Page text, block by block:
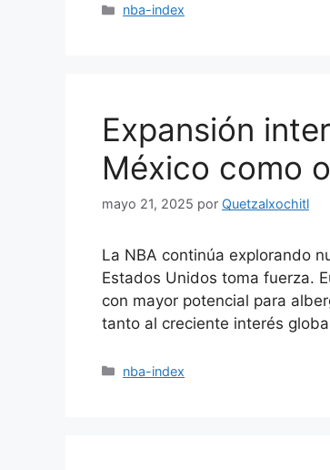
Categorías
nba-index
Expansión
México como
mayo 21, 2025 por Quetzalxochitl
La NBA continúa explorando
Estados Unidos toma fuerza.
con mayor potencial para
tanto al creciente interés
Categorías
nba-index